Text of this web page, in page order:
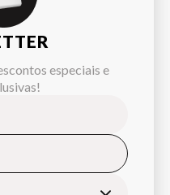
especiais e